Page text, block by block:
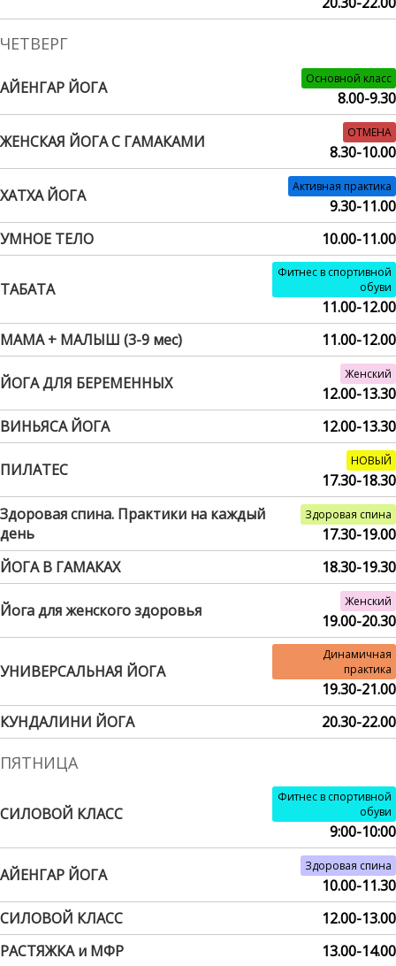
ЧЕТВЕРГ
АЙЕНГАР ЙОГА Основной класс
8.00-9.30
ЖЕНСКАЯ ЙОГА С ГАМАКАМИ ОТМЕНА
8.30-10.00
ХАТХА ЙОГА Активная практика
9.30-11.00
УМНОЕ ТЕЛО
10.00-11.00
ТАБАТА
Фитнес в спортивной
обуви
11.00-12.00
МАМА + МАЛЫШ (3-9 мес)
11.00-12.00
ЙОГА ДЛЯ БЕРЕМЕННЫХ Женский
12.00-13.30
ВИНЬЯСА ЙОГА
12.00-13.30
ПИЛАТЕС НОВЫЙ
17.30-18.30
Здоровая спина. Практики на каждый
день
Здоровая спина
17.30-19.00
ЙОГА В ГАМАКАХ
18.30-19.30
Йога для женского здоровья Женский
19.00-20.30
УНИВЕРСАЛЬНАЯ ЙОГА
Динамичная
практика
19.30-21.00
КУНДАЛИНИ ЙОГА
20.30-22.00
ПЯТНИЦА
СИЛОВОЙ КЛАСС
Фитнес в спортивной
обуви
9:00-10:00
АЙЕНГАР ЙОГА Здоровая спина
10.00-11.30
СИЛОВОЙ КЛАСС
12.00-13.00
РАСТЯЖКА и МФР
13.00-14.00